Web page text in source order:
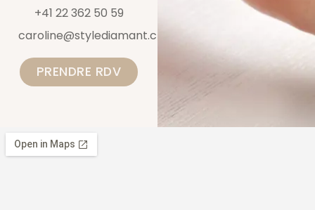
+41 22 362 50 59
caroline@stylediamant.ch
PRENDRE RDV